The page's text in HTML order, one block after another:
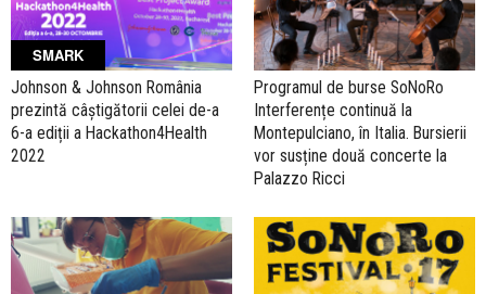
SMARK
Johnson & Johnson România
prezintă câștigătorii celei de-a
6-a ediții a Hackathon4Health
2022
Programul de burse SoNoRo
Interferențe continuă la
Montepulciano, în Italia. Bursierii
vor susține două concerte la
Palazzo Ricci